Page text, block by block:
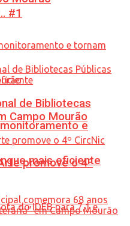
e
mais eficiente
#1
de Bibliotecas
Campo Mourão
promove o 4º